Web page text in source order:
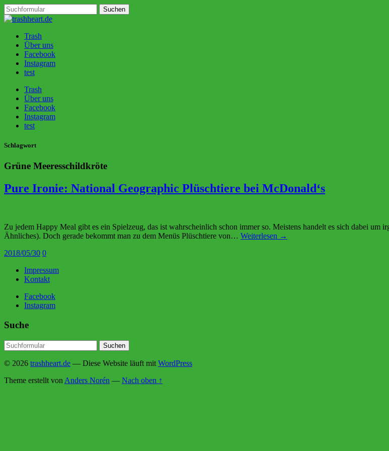
Trash
Über uns
Facebook
Instagram
test
Trash
Über uns
Facebook
Instagram
test
Schlagwort
Grüne Meeresschildkröte
Pure Ironie: National Geographic Plüschtiere bei McDonald‘s
Zu jedem Happy Meal gibt es ein Spielzeug, das ist wahrscheinlich schon immer so. Meistens handelt es sich dabei
Ähnliches). Doch gerade bekommt man zu dem Menüs Plüschtiere von… Weiterlesen →
2018/05/30 0
Impressum
Kontakt
Facebook
Instagram
Suche
© 2026 trashheart.de — Diese Website läuft mit WordPress
Theme erstellt von Anders Norén — Nach oben ↑